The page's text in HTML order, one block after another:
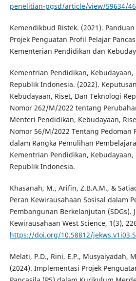
penelitian-pgsd/article/view/59634/
Kemendikbud Ristek. (2021).
Projek Penguatan Profil Pelajar
Kementerian Pendidikan dan
Kementrian Pendidikan, Kebudayaan,
Republik Indonesia. (2022).
Kebudayaan, Riset, Dan Teknologi
Nomor 262/M/2022 tentang
Menteri Pendidikan, Kebudayaan,
Nomor 56/M/2022 Tentang Pedoman
dalam Rangka Pemulihan
Kementrian Pendidikan, Kebudayaan,
Republik Indonesia.
Khasanah, M., Arifin, Z.B.A.M., &
Peran Kewirausahaan Sosisal dalam
Pembangunan Berkelanjutan (SDGs).
Kewirausahaan West Science, 1(3),
https://doi.org/10.58812/
Melati, P.D., Rini, E.P., Musyaiyadah,
(2024). Implementasi Projek